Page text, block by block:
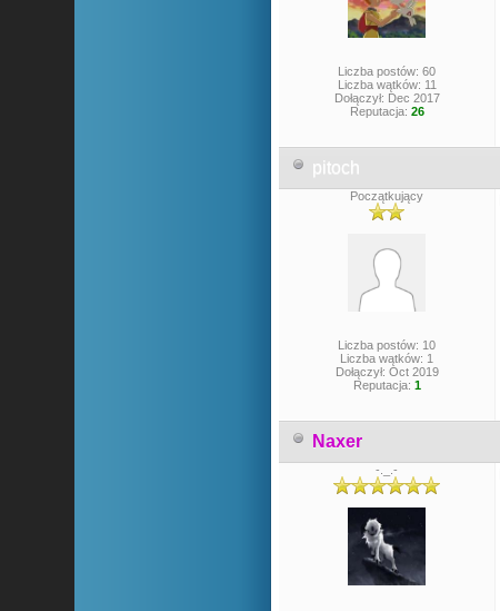
Liczba postów: 60
Liczba wątków: 11
Dołączył: Dec 2017
Reputacja: 26
pitoch
Początkujący
Liczba postów: 10
Liczba wątków: 1
Dołączył: Oct 2019
Reputacja: 1
Naxer
-._.-